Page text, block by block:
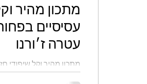
מתכון מהיר
עטרה ז׳ורנו
הכנה - עטרה ז׳ורנו